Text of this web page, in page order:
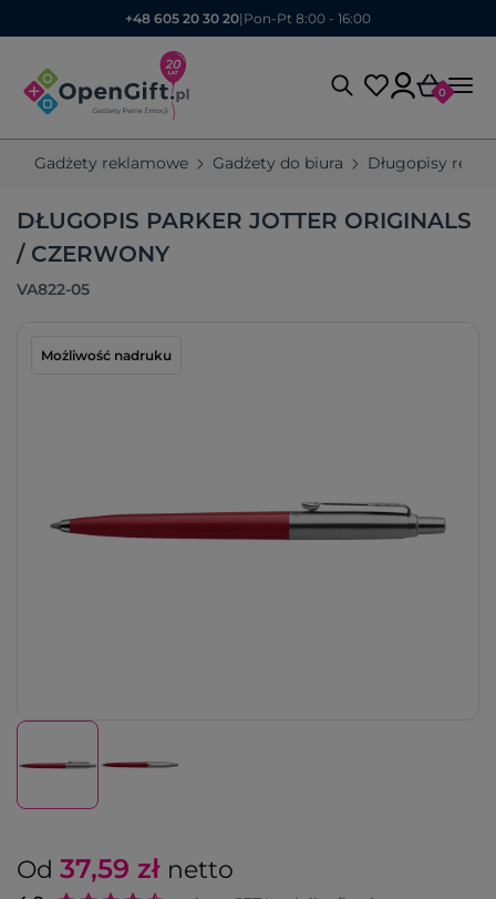
+48 605 20 30 20| Pon-Pt 8:00 - 16:00
0
Gadżety reklamowe Gadżety do biura Długopisy
DŁUGOPIS PARKER JOTTER ORIGINALS
/ CZERWONY
VA822-05
Możliwość nadruku
Od 37,59 zł netto